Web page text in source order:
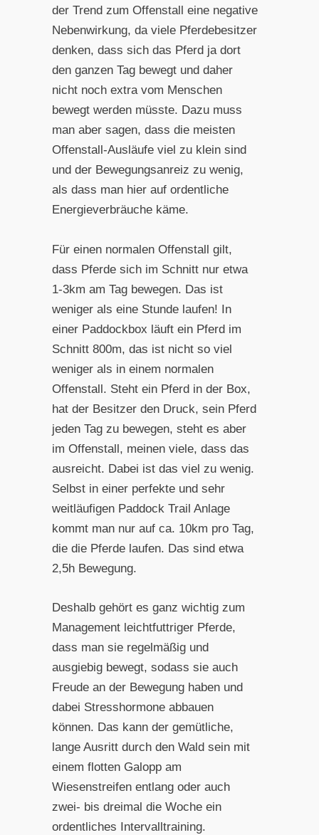
der Trend zum Offenstall eine negative
Nebenwirkung, da viele Pferdebesitzer
denken, dass sich das Pferd ja dort
den ganzen Tag bewegt und daher
nicht noch extra vom Menschen
bewegt werden müsste. Dazu muss
man aber sagen, dass die meisten
Offenstall-Ausläufe viel zu klein sind
und der Bewegungsanreiz zu wenig,
als dass man hier auf ordentliche
Energieverbräuche käme.
Für einen normalen Offenstall gilt,
dass Pferde sich im Schnitt nur etwa
1-3km am Tag bewegen. Das ist
weniger als eine Stunde laufen! In
einer Paddockbox läuft ein Pferd im
Schnitt 800m, das ist nicht so viel
weniger als in einem normalen
Offenstall. Steht ein Pferd in der Box,
hat der Besitzer den Druck, sein Pferd
jeden Tag zu bewegen, steht es aber
im Offenstall, meinen viele, dass das
ausreicht. Dabei ist das viel zu wenig.
Selbst in einer perfekte und sehr
weitläufigen Paddock Trail Anlage
kommt man nur auf ca. 10km pro Tag,
die die Pferde laufen. Das sind etwa
2,5h Bewegung.
Deshalb gehört es ganz wichtig zum
Management leichtfuttriger Pferde,
dass man sie regelmäßig und
ausgiebig bewegt, sodass sie auch
Freude an der Bewegung haben und
dabei Stresshormone abbauen
können. Das kann der gemütliche,
lange Ausritt durch den Wald sein mit
einem flotten Galopp am
Wiesenstreifen entlang oder auch
zwei- bis dreimal die Woche ein
ordentliches Intervalltraining.